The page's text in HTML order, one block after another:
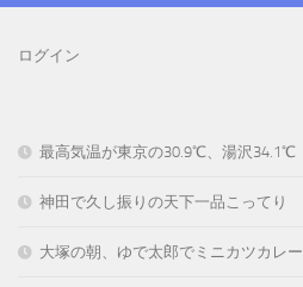
ログイン
最高気温が東京の30.9℃、湯沢34.1℃
神田で久し振りの天下一品こってり
大塚の朝、ゆで太郎でミニカツカレー